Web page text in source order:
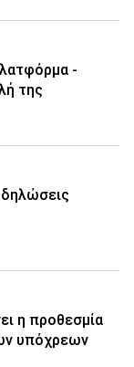
-
της
η προθεσμία
υπόχρεων